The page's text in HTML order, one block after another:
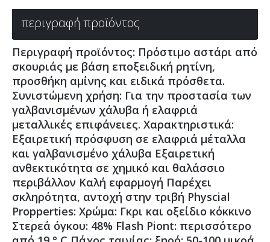
περιγραφή προϊόντος
Περιγραφή προϊόντος: Πρόστιμο αστάρι από
σκουριάς με βάση εποξειδική ρητίνη,
προσθήκη αμίνης και ειδικά πρόσθετα.
Συνιστώμενη χρήση: Για την προστασία των
γαλβανισμένων χάλυβα ή ελαφριά
μεταλλικές επιφάνειες. Χαρακτηριστικά:
Εξαιρετική πρόσφυση σε ελαφριά μέταλλα
και γαλβανισμένο χάλυβα Εξαιρετική
ανθεκτικότητα σε χημικό και θαλάσσιο
περιβάλλον Καλή εφαρμογή Παρέχει
σκληρότητα, αντοχή στην τριβή Physcial
Propperties: Χρώμα: Γκρι και οξείδιο κόκκινο
Στερεά όγκου: 48% Flash Piont: περισσότερο